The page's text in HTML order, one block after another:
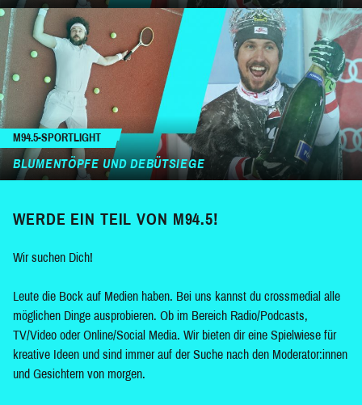
M94.5-SPORTLIGHT
BLUMENTÖPFE UND DEBÜTSIEGE
WERDE EIN TEIL VON M94.5!
Wir suchen Dich!
Leute die Bock auf Medien haben. Bei uns kannst du crossmedial alle
möglichen Dinge ausprobieren. Ob im Bereich Radio/Podcasts,
TV/Video oder Online/Social Media. Wir bieten dir eine Spielwiese für
kreative Ideen und sind immer auf der Suche nach den Moderator:innen
und Gesichtern von morgen.